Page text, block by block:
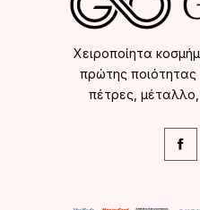
Χειροποίητα
πρώτης ποιότητας
πέτρες,